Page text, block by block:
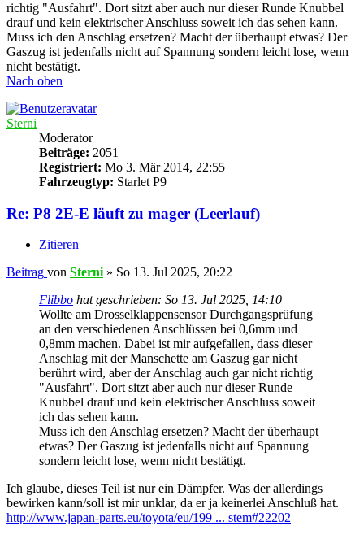
richtig "Ausfahrt". Dort sitzt aber auch nur dieser Runde Knubbel
drauf und kein elektrischer Anschluss soweit ich das sehen kann.
Muss ich den Anschlag ersetzen? Macht der überhaupt etwas? Der
Gaszug ist jedenfalls nicht auf Spannung sondern leicht lose, wenn
nicht bestätigt.
Nach oben
Sterni
Moderator
Beiträge: 2051
Registriert: Mo 3. Mär 2014, 22:55
Fahrzeugtyp: Starlet P9
Re: P8 2E-E läuft zu mager (Leerlauf)
Zitieren
Beitrag von Sterni» So 13. Jul 2025, 20:22
Flibbo hat geschrieben: So 13. Jul 2025, 14:10
Wollte am Drosselklappensensor Durchgangsprüfung
an den verschiedenen Anschlüssen bei 0,6mm und
0,8mm machen. Dabei ist mir aufgefallen, dass dieser
Anschlag mit der Manschette am Gaszug gar nicht
berührt wird, aber der Anschlag auch gar nicht richtig
"Ausfahrt". Dort sitzt aber auch nur dieser Runde
Knubbel drauf und kein elektrischer Anschluss soweit
ich das sehen kann.
Muss ich den Anschlag ersetzen? Macht der überhaupt
etwas? Der Gaszug ist jedenfalls nicht auf Spannung
sondern leicht lose, wenn nicht bestätigt.
Ich glaube, dieses Teil ist nur ein Dämpfer. Was der allerdings
bewirken kann/soll ist mir unklar, da er ja keinerlei Anschluß hat.
http://www.japan-parts.eu/toyota/eu/199 ... stem#22202